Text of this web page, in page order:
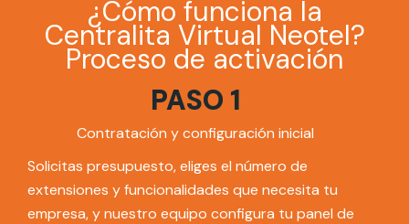
¿Cómo funciona la
Centralita Virtual Neotel?
Proceso de activación
PASO 1
Contratación y configuración inicial
Solicitas presupuesto, eliges el número de
extensiones y funcionalidades que necesita tu
empresa, y nuestro equipo configura tu panel de